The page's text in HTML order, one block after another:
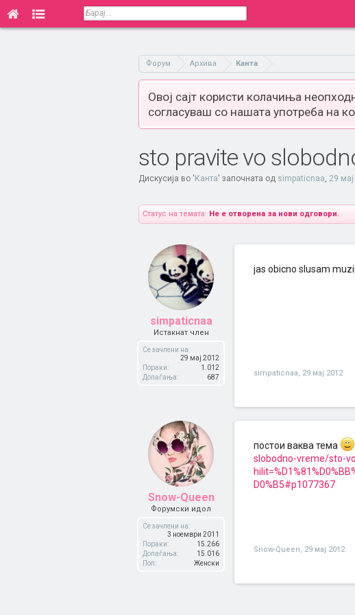
Форум Архива Канта
Овој сајт користи колачиња
согласуваш со нашата употреба на
sto pravite vo
Дискусија во ' Канта' започната од simpaticnaa, 29
Статус на темата: Не е отворена за нови одговори.
simpaticnaa
Истакнат член
Се зачлени на:
29 мај 2012
Пораки:
1.012
Допаѓања:
687
jas obicno slusam
simpaticnaa, 29 мај 2012
Snow-Queen
Форумски идол
Се зачлени на:
3 ноември 2011
Пораки:
15.266
Допаѓања:
15.016
Пол:
Женски
постои ваква тема
slobodno-vreme/sto-
D0%B5#p1077367
Snow-Queen, 29 мај 2012